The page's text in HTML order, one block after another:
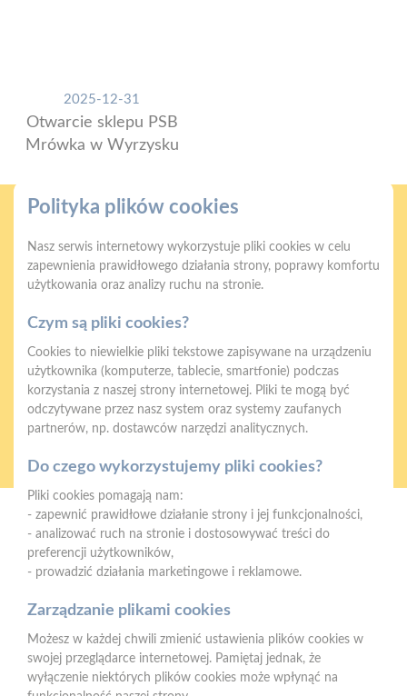
2025-12-31
Otwarcie sklepu PSB
Mrówka w Wyrzysku
Gwarancja jakości
Zakupy w systemie
Oferujemy zakupy
Zakupy
PSB Mrówka Łask
ul. Objazdowa 8B, 98-100 Łask
E-mail:zamowienia.lask@psbmrowka.com.pl
NIP:9372720706
REGON: 382960652
Polityka plików cookies
Nasz serwis internetowy wykorzystuje pliki cookies w celu
zapewnienia prawidłowego działania strony, poprawy komfortu
użytkowania oraz analizy ruchu na stronie.
Czym są pliki cookies?
Cookies to niewielkie pliki tekstowe zapisywane na urządzeniu
użytkownika (komputerze, tablecie, smartfonie) podczas
korzystania z naszej strony internetowej. Pliki te mogą być
odczytywane przez nasz system oraz systemy zaufanych
partnerów, np. dostawców narzędzi analitycznych.
Do czego wykorzystujemy pliki cookies?
Pliki cookies pomagają nam:
- zapewnić prawidłowe działanie strony i jej funkcjonalności,
- analizować ruch na stronie i dostosowywać treści do
preferencji użytkowników,
- prowadzić działania marketingowe i reklamowe.
Zarządzanie plikami cookies
Możesz w każdej chwili zmienić ustawienia plików cookies w
swojej przeglądarce internetowej. Pamiętaj jednak, że
wyłączenie niektórych plików cookies może wpłynąć na